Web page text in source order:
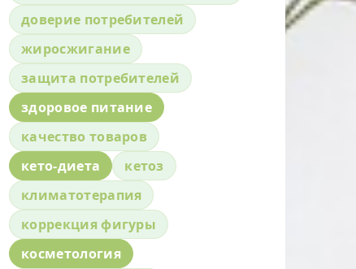
доверие потребителей
жиросжигание
защита потребителей
здоровое питание
качество товаров
кето-диета
кетоз
климатотерапия
коррекция фигуры
косметология